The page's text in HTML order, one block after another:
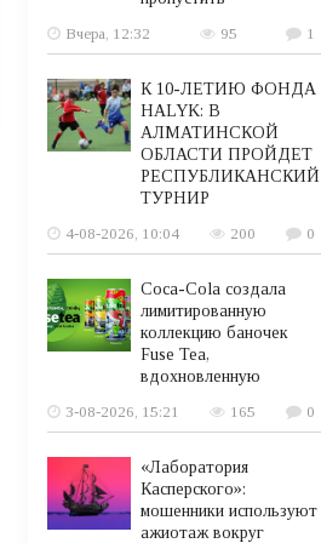
Вчера, 12:32
95 1
К 10-ЛЕТИЮ ФОНДА
HALYK: В
АЛМАТИНСКОЙ
ОБЛАСТИ ПРОЙДЕТ
РЕСПУБЛИКАНСКИЙ
ТУРНИР
4-08-2026, 10:04
200 0
Coca-Cola создала
лимитированную
коллекцию баночек
Fuse Tea,
вдохновленную
3-08-2026, 15:21
165 0
«Лаборатория
Касперского»:
мошенники используют
ажиотаж вокруг